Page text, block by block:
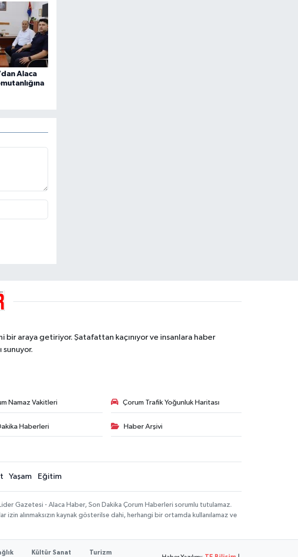
Alaca
araya getiriyor. Şatafattan kaçınıyor ve insanlara haber
Namaz Vakitleri Çorum Trafik Yoğunluk Haritası
Haberleri Haber Arşivi
Yaşam Eğitim
Gazetesi - Alaca Haber, Son Dakika Çorum Haberleri sorumlu tutulamaz.
izin alınmaksızın kaynak gösterilse dahi, herhangi bir ortamda kullanılamaz ve
Kültür Sanat Turizm